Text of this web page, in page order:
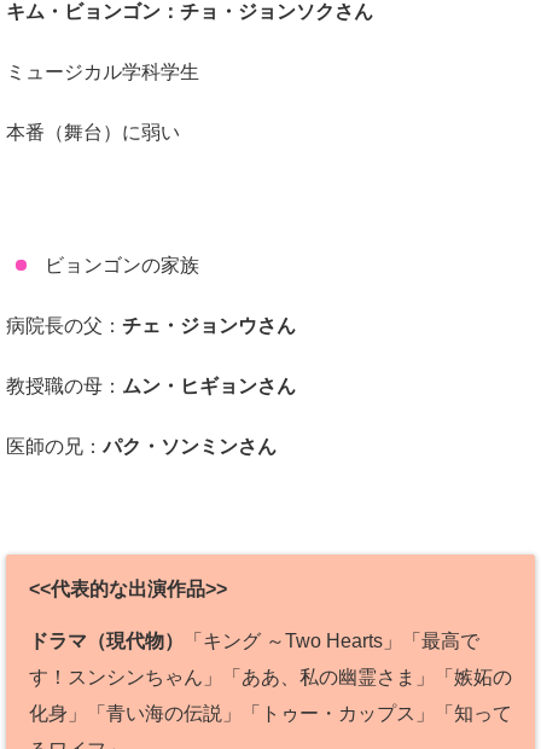
キム・ビョンゴン：チョ・ジョンソクさん
ミュージカル学科学生
本番（舞台）に弱い
ビョンゴンの家族
病院長の父： チェ・ジョンウさん
教授職の母： ムン・ヒギョンさん
医師の兄：パク・ソンミンさん
<<代表的な出演作品>>
ドラマ（現代物）
「キング ～Two Hearts」「最高で
す！スンシンちゃん」「ああ、私の幽霊さま」「嫉妬の
化身」「青い海の伝説」「トゥー・カップス」「知って